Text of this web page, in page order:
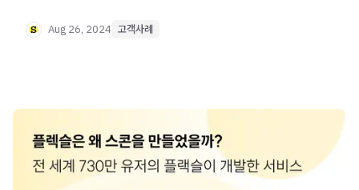
Aug 26, 2024 고객사례